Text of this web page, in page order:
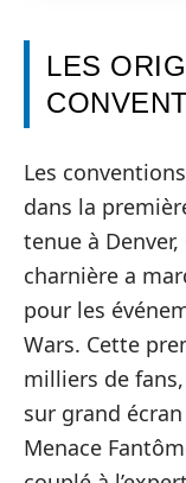
LES
Les
dans la
tenue à
charnière a
pour les
Wars. Cette
milliers de
sur grand
Menace